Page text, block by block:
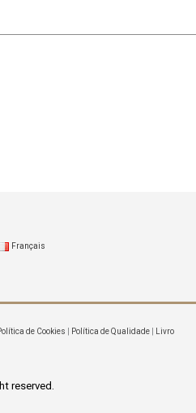
Français
de Cookies Política de Qualidade Livro
reserved.